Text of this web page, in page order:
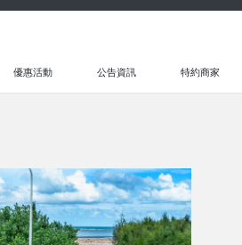
優惠活動 公告資訊 特約商家